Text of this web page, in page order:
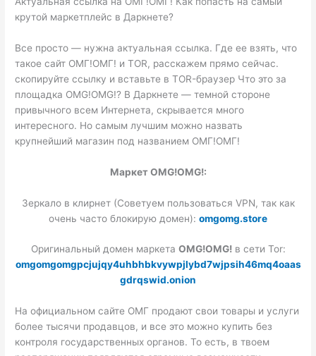
крутой маркетплейс в Даркнете?
Все просто — нужна актуальная ссылка. Где ее взять, что
такое сайт ОМГ!ОМГ! и TOR, расскажем прямо сейчас.
скопируйте ссылку и вставьте в TOR-браузер Что это за
площадка OMG!OMG!? В Даркнете — темной стороне
привычного всем Интернета, скрывается много
интересного. Но самым лучшим можно назвать
крупнейший магазин под названием ОМГ!ОМГ!
Маркет OMG!OMG!:
Зеркало в клирнет (Советуем пользоваться VPN, так как
очень часто блокирую домен): omgomg.store
Оригинальный домен маркета OMG!OMG!в сети Tor:
omgomgomgpcjujqy4uhbhbkvywpjlybd7wjpsih46mq4oaas
gdrqswid.onion
На официальном сайте ОМГ продают свои товары и услуги
более тысячи продавцов, и все это можно купить без
контроля государственных органов. То есть, в твоем